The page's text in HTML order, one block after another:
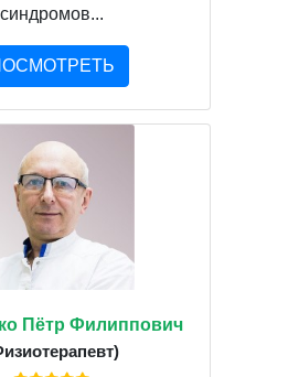
синдромов...
Пётр Филиппович